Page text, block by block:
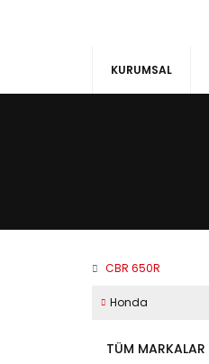
KURUMSAL
CBR 650R
Honda
TÜM MARKALAR